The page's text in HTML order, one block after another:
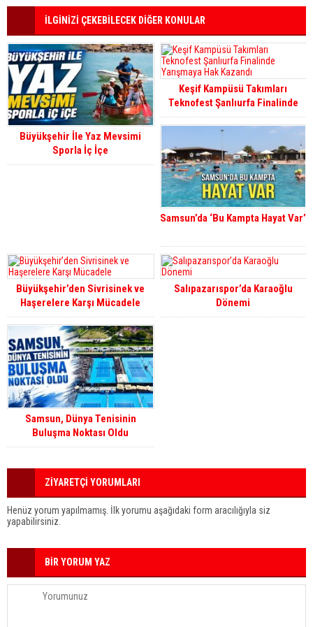
İLGİNİZİ ÇEKEBİLECEK DİĞER KONULAR
Büyükşehir İle Yaz Mevsimi
Sporla İç İçe
Keşif Kampüsü Takımları
Teknofest Şanlıurfa Finalinde
Yarışmaya Hak Kazandı
Samsun’da ‘Bu Kampta Hayat Var’
Büyükşehir’den Sivrisinek ve
Haşerelere Karşı Mücadele
Salıpazarıspor’da Karaoğlu
Dönemi
Samsun, Dünya Tenisinin
Buluşma Noktası Oldu
ZİYARETÇİ YORUMLARI
Henüz yorum yapılmamış. İlk yorumu aşağıdaki form aracılığıyla siz
yapabilirsiniz.
BİR YORUM YAZ